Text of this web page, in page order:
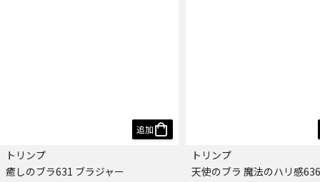
追加
トリンプ
癒しのブラ631 ブラジャー
トリンプ